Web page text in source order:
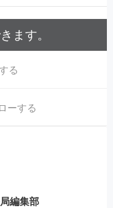
ます。
る
ーする
編集部